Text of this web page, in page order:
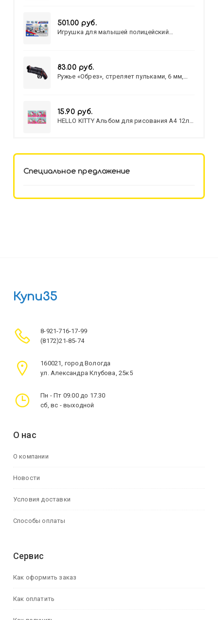
501.00 руб.
Игрушка для малышей полицейский
83.00 руб.
Ружье «Обрез», стреляет пульками, 6 мм,
15.90 руб.
HELLO KITTY Альбом для рисования А4 12л.
Специальное предложение
Купи35
8-921-716-17-99
(8172)21-85-74
160021, город Вологда
ул. Александра Клубова, 25к5
Пн - Пт 09.00 до 17.30
сб, вс - выходной
О нас
О компании
Новости
Условия доставки
Способы оплаты
Сервис
Как оформить заказ
Как оплатить